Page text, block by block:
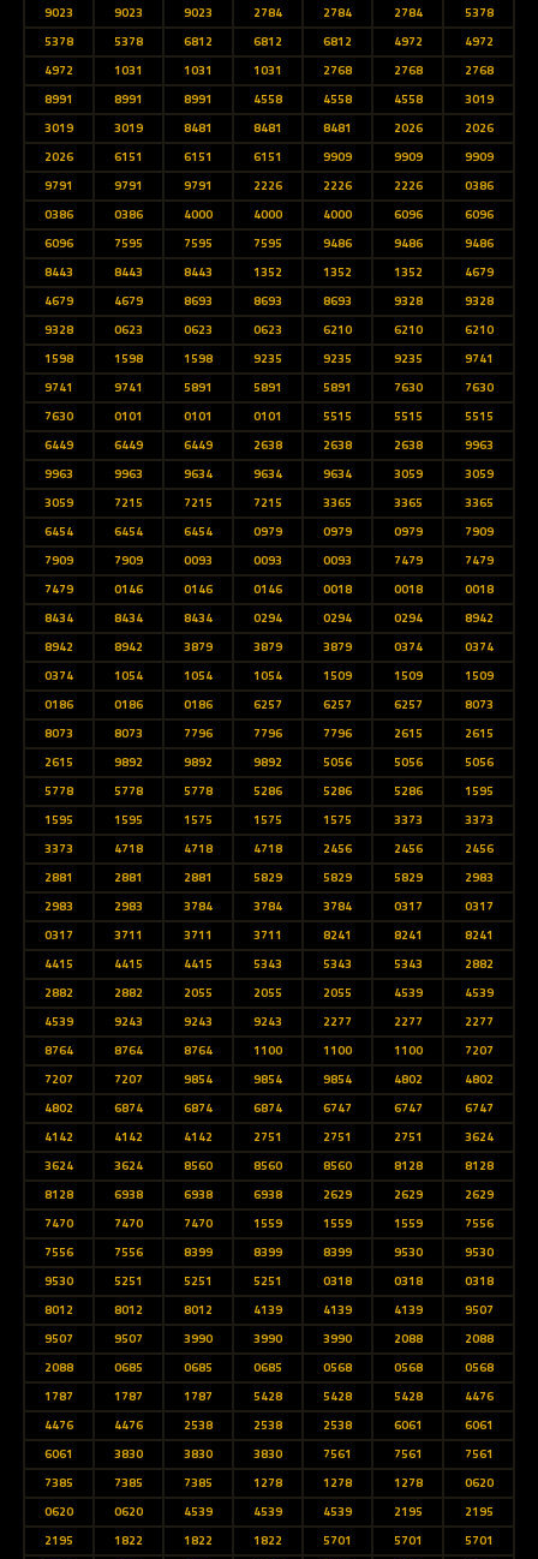
9023 9023 9023 2784 2784 2784
5378
5378
5378 6812 6812 6812 4972
4972
4972
1031 1031 1031 2768 2768
2768
8991
8991 8991 4558 4558 4558
3019
3019
3019 8481 8481 8481 2026
2026
2026
6151 6151 6151 9909 9909
9909
9791
9791 9791 2226 2226 2226
0386
0386
0386 4000 4000 4000 6096
6096
6096
7595 7595 7595 9486 9486
9486
8443
8443 8443 1352 1352 1352
4679
4679
4679 8693 8693 8693 9328
9328
9328
0623 0623 0623 6210 6210
6210
1598
1598 1598 9235 9235 9235
9741
9741
9741 5891 5891 5891 7630
7630
7630
0101 0101 0101 5515 5515
5515
6449
6449 6449 2638 2638 2638
9963
9963
9963 9634 9634 9634 3059
3059
3059
7215 7215 7215 3365 3365
3365
6454
6454 6454 0979 0979 0979
7909
7909
7909 0093 0093 0093 7479
7479
7479
0146 0146 0146 0018 0018
0018
8434
8434 8434 0294 0294 0294
8942
8942
8942 3879 3879 3879 0374
0374
0374
1054 1054 1054 1509 1509
1509
0186
0186 0186 6257 6257 6257
8073
8073
8073 7796 7796 7796 2615
2615
2615
9892 9892 9892 5056 5056
5056
5778
5778 5778 5286 5286 5286
1595
1595
1595 1575 1575 1575 3373
3373
3373
4718 4718 4718 2456 2456
2456
2881
2881 2881 5829 5829 5829
2983
2983
2983 3784 3784 3784 0317
0317
0317
3711 3711 3711 8241 8241
8241
4415
4415 4415 5343 5343 5343
2882
2882
2882 2055 2055 2055 4539
4539
4539
9243 9243 9243 2277 2277
2277
8764
8764 8764 1100 1100 1100
7207
7207
7207 9854 9854 9854 4802
4802
4802
6874 6874 6874 6747 6747
6747
4142
4142 4142 2751 2751 2751
3624
3624
3624 8560 8560 8560 8128
8128
8128
6938 6938 6938 2629 2629
2629
7470
7470 7470 1559 1559 1559
7556
7556
7556 8399 8399 8399 9530
9530
9530
5251 5251 5251 0318 0318
0318
8012
8012 8012 4139 4139 4139
9507
9507
9507 3990 3990 3990 2088
2088
2088
0685 0685 0685 0568 0568
0568
1787
1787 1787 5428 5428 5428
4476
4476
4476 2538 2538 2538 6061
6061
6061
3830 3830 3830 7561 7561
7561
7385
7385 7385 1278 1278 1278
0620
0620
0620 4539 4539 4539 2195
2195
2195
1822 1822 1822 5701 5701
5701